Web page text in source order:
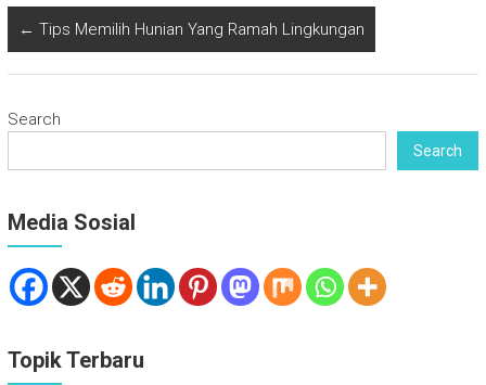
← Tips Memilih Hunian Yang Ramah Lingkungan
Search
Search
Media Sosial
Topik Terbaru